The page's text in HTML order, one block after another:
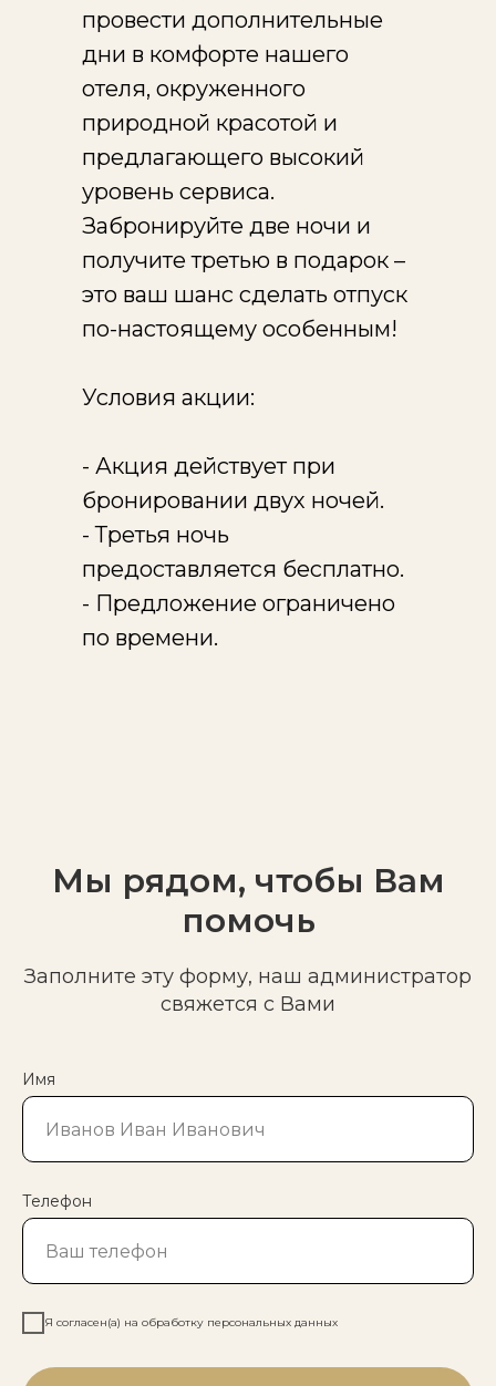
провести дополнительные
дни в комфорте нашего
отеля, окруженного
природной красотой и
предлагающего высокий
уровень сервиса.
Забронируйте две ночи и
получите третью в подарок –
это ваш шанс сделать отпуск
по-настоящему особенным!
Условия акции:
- Акция действует при
бронировании двух ночей.
- Третья ночь
предоставляется бесплатно.
- Предложение ограничено
по времени.
Мы рядом, чтобы Вам
помочь
Заполните эту форму, наш администратор
свяжется с Вами
Имя
Телефон
Я согласен(а) на обработку персональных данных